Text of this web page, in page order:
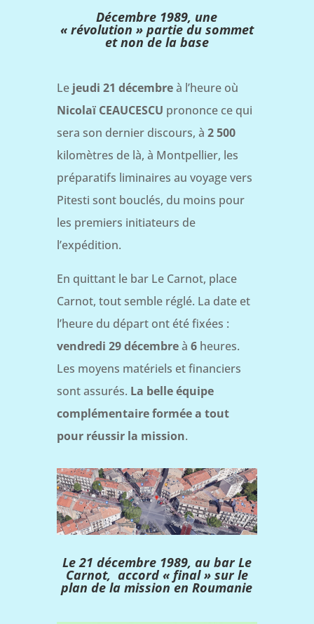
Décembre 1989, une
« révolution » partie du sommet
et non de la base
Le jeudi 21 décembreà l’heure où
Nicolaï CEAUCESCU prononce ce qui
sera son dernier discours, à 2 500
kilomètres de là, à Montpellier, les
préparatifs liminaires au voyage vers
Pitesti sont bouclés, du moins pour
les premiers initiateurs de
l’expédition.
En quittant le bar Le Carnot, place
Carnot, tout semble réglé. La date et
l’heure du départ ont été fixées :
vendredi 29 décembreà 6 heures.
Les moyens matériels et financiers
sont assurés. La belle équipe
complémentaire formée a tout
pour réussir la mission.
Le 21 décembre 1989, au bar Le
Carnot, accord « final » sur le
plan de la mission en Roumanie